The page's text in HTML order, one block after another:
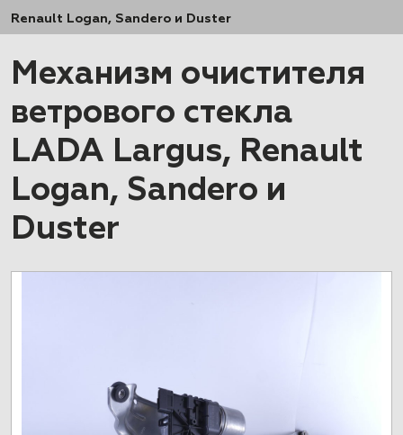
Renault Logan, Sandero и Duster
Механизм очистителя
ветрового стекла
LADA Largus, Renault
Logan, Sandero и
Duster